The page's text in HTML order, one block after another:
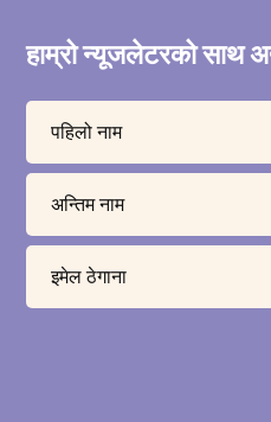
हाम्रो न्यूजलेटरको साथ